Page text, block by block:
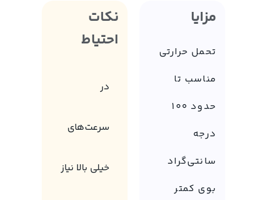
مزایا
تحمل حرارتی
مناسب تا
حدود 100
درجه
سانتی‌گراد
بوی کمتر
نکات
احتیاط
در
سرعت‌های
خیلی بالا نیاز